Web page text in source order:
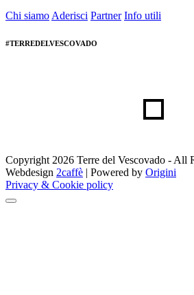
Chi siamoAderisci Partner Info utili
#TERREDELVESCOVADO
Copyright 2026 Terre del Vescovado - All
Webdesign 2caffè | Powered by Origini
Privacy & Cookie policy